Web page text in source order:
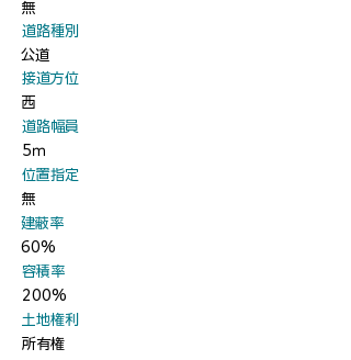
無
​道路種別
公道
​接道方位
西
​道路幅員
5ｍ
​位置指定
無
​建蔽率
60%
​容積率
200%
​土地権利
所有権